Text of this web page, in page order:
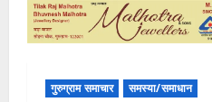
गुरुग्राम समाचार समस्या/समाधान